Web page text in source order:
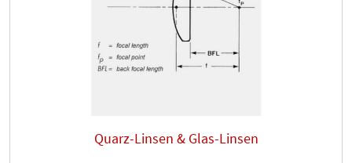
Quarz-Linsen & Glas-Linsen